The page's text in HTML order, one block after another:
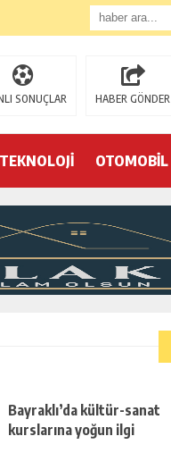
SONUÇLAR HABER GÖNDER
TEKNOLOJİ OTOMOBİL
Bayraklı’da kültür-sanat
kurslarına yoğun ilgi